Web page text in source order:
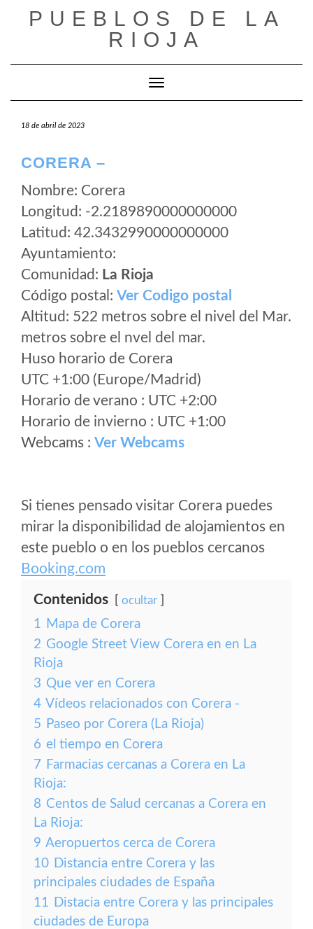
PUEBLOS DE LA
RIOJA
Cambiar modo de navegación
18 de abril de 2023
CORERA –
Nombre: Corera
Longitud: -2.2189890000000000
Latitud: 42.3432990000000000
Ayuntamiento:
Comunidad: La Rioja
Código postal: Ver Codigo postal
Altitud: 522 metros sobre el nivel del Mar.
metros sobre el nvel del mar.
Huso horario de Corera
UTC +1:00 (Europe/Madrid)
Horario de verano : UTC +2:00
Horario de invierno : UTC +1:00
Webcams : Ver Webcams
Si tienes pensado visitar Corera puedes
mirar la disponibilidad de alojamientos en
este pueblo o en los pueblos cercanos
Booking.com
Contenidos ocultar
1 Mapa de Corera
2 Google Street View Corera en en La
Rioja
3 Que ver en Corera
4 Vídeos relacionados con Corera -
5 Paseo por Corera (La Rioja)
6 el tiempo en Corera
7 Farmacias cercanas a Corera en La
Rioja:
8 Centos de Salud cercanas a Corera en
La Rioja:
9 Aeropuertos cerca de Corera
10 Distancia entre Corera y las
principales ciudades de España
11 Distacia entre Corera y las principales
ciudades de Europa